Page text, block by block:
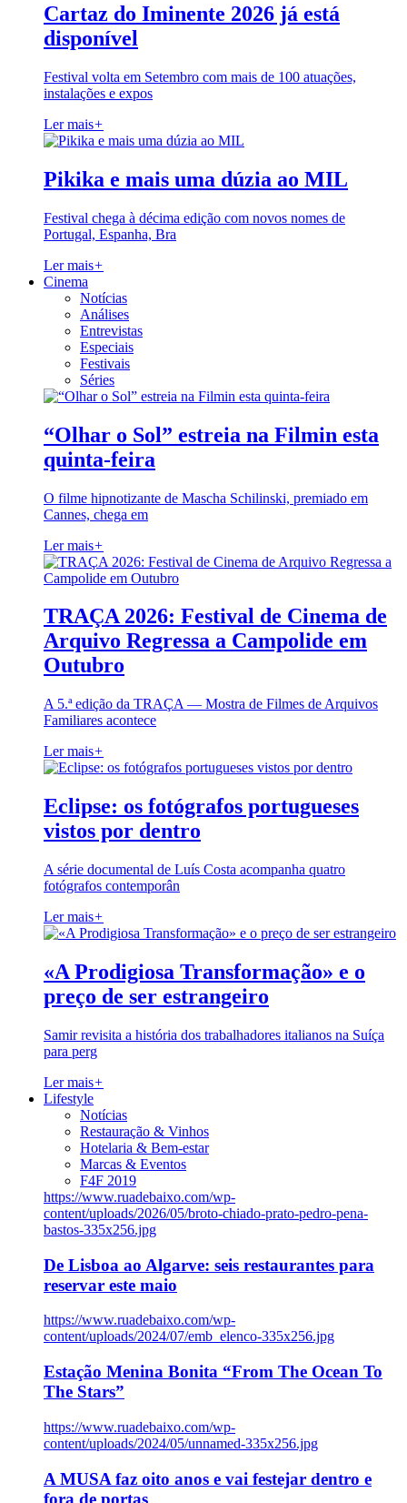
Cartaz do Iminente 2026 já está
disponível
Festival volta em Setembro com mais de 100 atuações,
instalações e expos
Ler mais+
Pikika e mais uma dúzia ao MIL
Festival chega à décima edição com novos nomes de
Portugal, Espanha, Bra
Ler mais+
Cinema
Notícias
Análises
Entrevistas
Especiais
Festivais
Séries
“Olhar o Sol” estreia na Filmin esta
quinta-feira
O filme hipnotizante de Mascha Schilinski, premiado em
Cannes, chega em
Ler mais+
TRAÇA 2026: Festival de Cinema de
Arquivo Regressa a Campolide em
Outubro
A 5.ª edição da TRAÇA — Mostra de Filmes de Arquivos
Familiares acontece
Ler mais+
Eclipse: os fotógrafos portugueses
vistos por dentro
A série documental de Luís Costa acompanha quatro
fotógrafos contemporân
Ler mais+
«A Prodigiosa Transformação» e o
preço de ser estrangeiro
Samir revisita a história dos trabalhadores italianos na Suíça
para perg
Ler mais+
Lifestyle
Notícias
Restauração & Vinhos
Hotelaria & Bem-estar
Marcas & Eventos
F4F 2019
https://www.ruadebaixo.com/wp-
content/uploads/2026/05/broto-chiado-prato-pedro-pena-
bastos-335x256.jpg
De Lisboa ao Algarve: seis restaurantes para
reservar este maio
https://www.ruadebaixo.com/wp-
content/uploads/2024/07/emb_elenco-335x256.jpg
Estação Menina Bonita “From The Ocean To
The Stars”
https://www.ruadebaixo.com/wp-
content/uploads/2024/05/unnamed-335x256.jpg
A MUSA faz oito anos e vai festejar dentro e
fora de portas